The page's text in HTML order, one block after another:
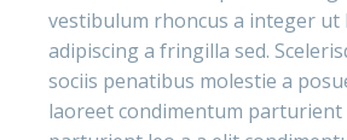
vestibulum rhoncus a integer
adipiscing a fringilla sed.
sociis penatibus molestie a
laoreet condimentum parturient